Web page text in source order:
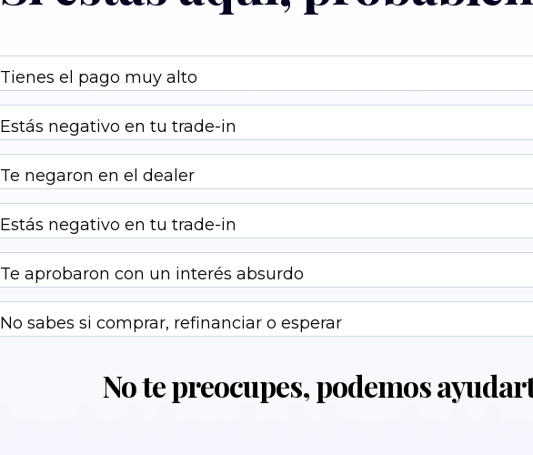
Tienes el pago muy alto
Estás negativo en tu trade-in
Te negaron en el dealer
Estás negativo en tu trade-in
Te aprobaron con un interés absurdo
No sabes si comprar, refinanciar o esperar
No te preocupes, podemos